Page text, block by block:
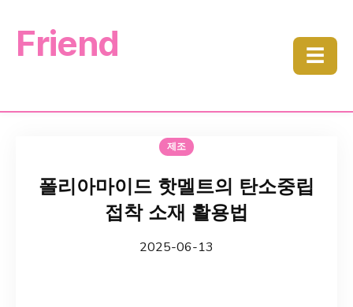
Friend ☰
제조
폴리아마이드 핫멜트의 탄소중립
접착 소재 활용법
2025-06-13